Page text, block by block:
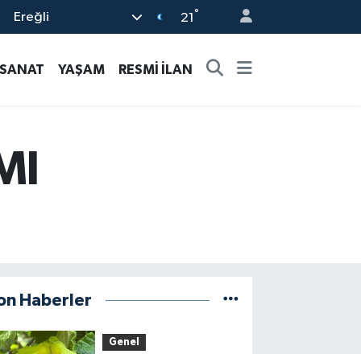
Ereğli 21 °
YAŞAM RESMİ İLAN
Haberler
Genel